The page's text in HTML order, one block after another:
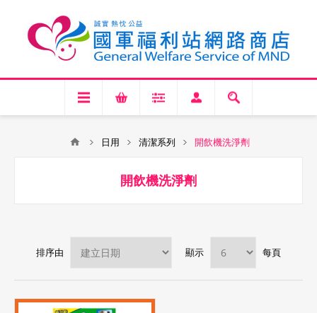
日用 清潔系列 開飲機洗淨劑
開飲機洗淨劑
排序由 顯示 每頁